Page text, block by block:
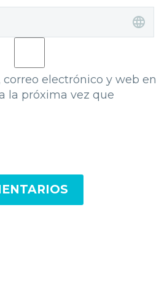
electrónico y web en
la próxima vez que